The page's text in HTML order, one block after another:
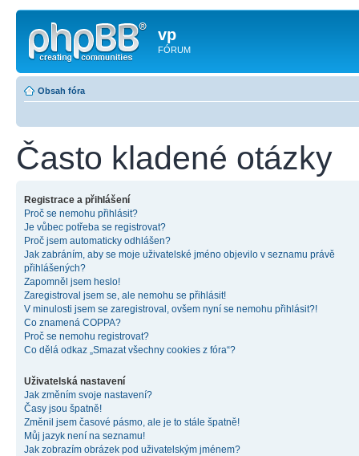
vp
FÓRUM
Obsah fóra
Často kladené otázky
Registrace a přihlášení
Proč se nemohu přihlásit?
Je vůbec potřeba se registrovat?
Proč jsem automaticky odhlášen?
Jak zabráním, aby se moje uživatelské jméno objevilo v seznamu právě
přihlášených?
Zapomněl jsem heslo!
Zaregistroval jsem se, ale nemohu se přihlásit!
V minulosti jsem se zaregistroval, ovšem nyní se nemohu přihlásit?!
Co znamená COPPA?
Proč se nemohu registrovat?
Co dělá odkaz „Smazat všechny cookies z fóra“?
Uživatelská nastavení
Jak změním svoje nastavení?
Časy jsou špatně!
Změnil jsem časové pásmo, ale je to stále špatně!
Můj jazyk není na seznamu!
Jak zobrazím obrázek pod uživatelským jménem?